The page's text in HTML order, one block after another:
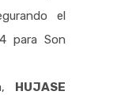
el
para Son
HUJASE